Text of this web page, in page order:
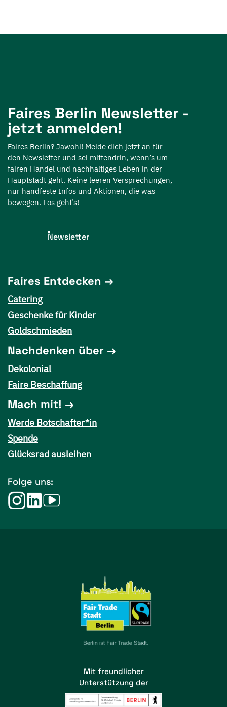
Faires Berlin Newsletter -
jetzt anmelden!
Faires Berlin? Jawohl! Melde dich jetzt an für
den Newsletter und sei mittendrin, wenn’s um
fairen Handel und nachhaltiges Leben in der
Hauptstadt geht. Keine leeren Versprechungen,
nur handfeste Infos und Aktionen, die was
bewegen. Los geht’s!
Newsletter
Faires Entdecken
Catering
Geschenke für Kinder
Goldschmieden
Nachdenken über
Dekolonial
Faire Beschaffung
Mach mit!
Werde Botschafter*in
Spende
Glücksrad ausleihen
Folge uns:
Mit freundlicher
Unterstützung der